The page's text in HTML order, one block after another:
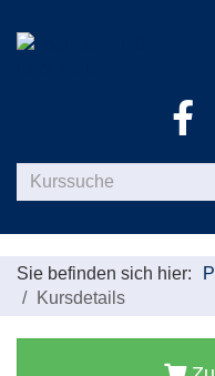
Sie befinden sich hier:
Kursdetails